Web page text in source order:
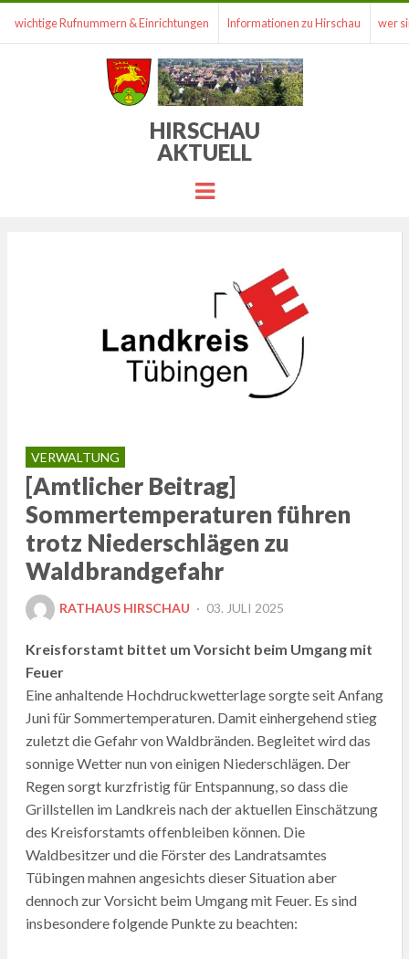
wichtige Rufnummern & Einrichtungen Informationen zu Hirschau wer
HIRSCHAU
AKTUELL
Menu
VERWALTUNG
[Amtlicher Beitrag]
Sommertemperaturen führen
trotz Niederschlägen zu
Waldbrandgefahr
RATHAUS HIRSCHAU
POSTED
03. JULI 2025
Kreisforstamt bittet um Vorsicht beim Umgang mit
Feuer
Eine anhaltende Hochdruckwetterlage sorgte seit Anfang
Juni für Sommertemperaturen. Damit einhergehend stieg
zuletzt die Gefahr von Waldbränden. Begleitet wird das
sonnige Wetter nun von einigen Niederschlägen. Der
Regen sorgt kurzfristig für Entspannung, so dass die
Grillstellen im Landkreis nach der aktuellen Einschätzung
des Kreisforstamts offenbleiben können. Die
Waldbesitzer und die Förster des Landratsamtes
Tübingen mahnen angesichts dieser Situation aber
dennoch zur Vorsicht beim Umgang mit Feuer. Es sind
insbesondere folgende Punkte zu beachten: